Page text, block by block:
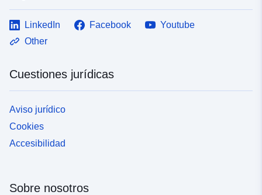
LinkedIn Facebook
Youtube
Other
Cuestiones jurídicas
Aviso jurídico
Cookies
Accesibilidad
Sobre nosotros